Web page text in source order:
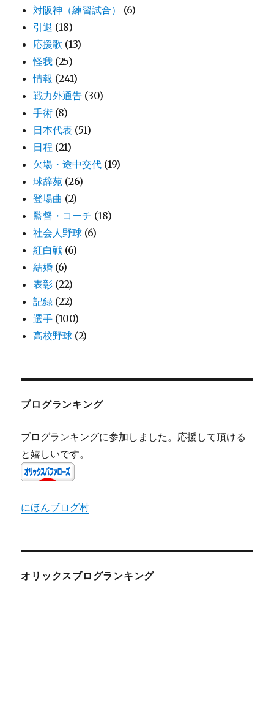
対阪神（練習試合）
(6)
引退 (18)
応援歌 (13)
怪我 (25)
情報 (241)
戦力外通告 (30)
手術 (8)
日本代表 (51)
日程 (21)
欠場・途中交代 (19)
球辞苑 (26)
登場曲 (2)
監督・コーチ (18)
社会人野球 (6)
紅白戦 (6)
結婚 (6)
表彰 (22)
記録 (22)
選手 (100)
高校野球 (2)
ブログランキング
ブログランキングに参加しました。応援して頂ける
と嬉しいです。
にほんブログ村
オリックスブログランキング